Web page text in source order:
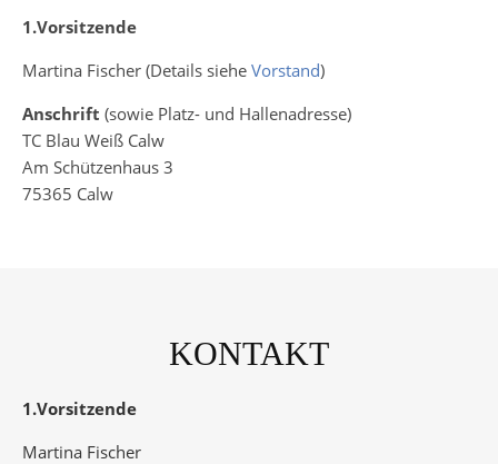
1.Vorsitzende
Martina Fischer (Details siehe Vorstand)
Anschrift (sowie Platz- und Hallenadresse)
TC Blau Weiß Calw
Am Schützenhaus 3
75365 Calw
KONTAKT
1.Vorsitzende
Martina Fischer